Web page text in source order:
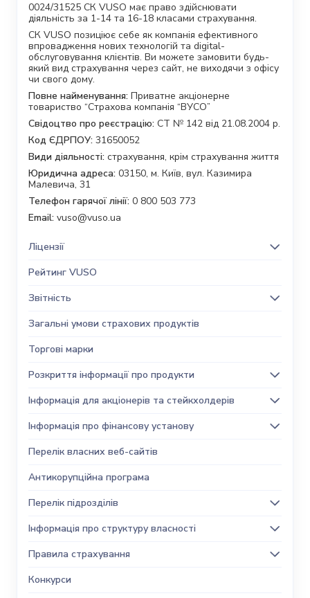
0024/31525 СК VUSO має право здійснювати
діяльність за 1-14 та 16-18 класами страхування.
СК VUSO позиціює себе як компанія ефективного
впровадження нових технологій та digital-
обслуговування клієнтів. Ви можете замовити будь-
який вид страхування через сайт, не виходячи з офісу
чи свого дому.
Повне найменування: Приватне акціонерне
товариство “Страхова компанія “ВУСО”
Свідоцтво про реєстрацію: СТ № 142 від 21.08.2004 р.
Код ЄДРПОУ: 31650052
Види діяльності: страхування, крім страхування життя
Юридична адреса: 03150, м. Київ, вул. Казимира
Малевича, 31
Телефон гарячої лінії: 0 800 503 773
Email: vuso@vuso.ua
Ліцензії
Рейтинг VUSO
Звітність
Загальні умови страхових продуктів
Торгові марки
Розкриття інформації про продукти
Інформація для акціонерів та стейкхолдерів
Інформація про фінансову установу
Перелік власних веб-сайтів
Антикорупційна програма
Перелік підрозділів
Інформація про структуру власності
Правила страхування
Конкурси